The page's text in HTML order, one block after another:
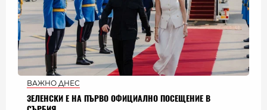
ВАЖНО ДНЕС
ЗЕЛЕНСКИ Е НА ПЪРВО ОФИЦИАЛНО ПОСЕЩЕНИЕ В